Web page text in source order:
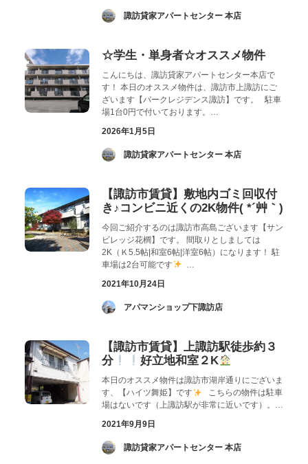
­ 諏訪貸家アパートセンター 本店
☆学生・単身者☆オススメ物件
こんにちは、諏訪貸家アパートセンター本店で
す！ 本日のオススメ物件は、諏訪市上諏訪にご
ざいます【パークレジデンス諏訪】です。 駐車
場1台0円で付いております。…
2026年1月5日
­ 諏訪貸家アパートセンター 本店
【諏訪市賃貸】敷地内ゴミ回収付
き♪コンビニ近くの2K物件( *´艸｀)
今回ご紹介するのは諏訪市高島ございます【サン
ビレッジ花櫚】です。 間取りとしましては
2K（Ｋ5.5帖|和室6帖|洋室6帖）になります！ 駐
車場は2台可能です
…
2021年10月24日
­ アパマンショップ下諏訪店
【諏訪市賃貸】上諏訪駅徒歩約３
分
好立地和室２K
本日のオススメ物件は諏訪市湖岸通りにございま
す、【ハイツ舞姫】です
こちらの物件は駐車
場はないです（上諏訪駅が非常に近いです）。…
2021年9月9日
­ 諏訪貸家アパートセンター 本店